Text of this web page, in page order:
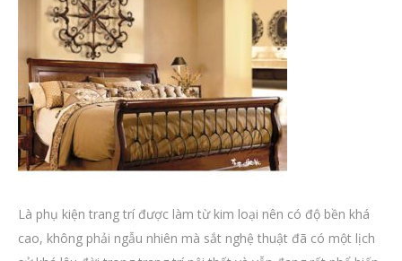
Là phụ kiện trang trí được làm từ kim loại nên có độ bền khá
cao, không phải ngẫu nhiên mà sắt nghệ thuật đã có một lịch